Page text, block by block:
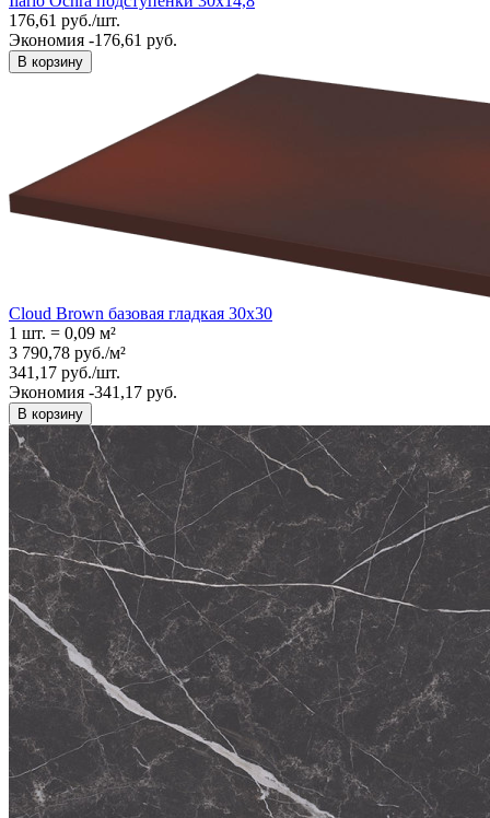
176,61 руб./шт.
Экономия -176,61 руб.
В корзину
Cloud Brown базовая гладкая 30x30
1 шт. = 0,09 м²
3 790,78 руб./м²
341,17 руб./шт.
Экономия -341,17 руб.
В корзину